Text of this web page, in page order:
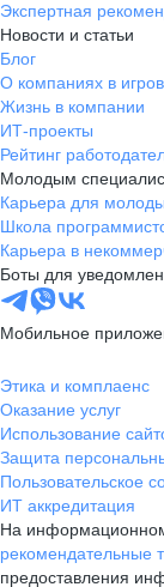
Экспертная
Новости и статьи
Блог
О компаниях в
Жизнь в компании
ИТ-проекты
Рейтинг
Молодым
Карьера для
Школа
Карьера в
Боты для
Мобильное
Этика и комплаенс
Оказание услуг
Использование
Защита
Пользовательское
ИТ аккредитация
На
рекомендательные
предоставления